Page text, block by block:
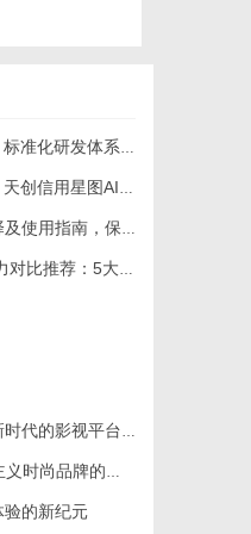
化研发体系全解析
助力产业金融智能升级
，保障安全与合法性
5大主流平台三维解析
的影视平台全解析
的崛起与魅力解析
验的新纪元